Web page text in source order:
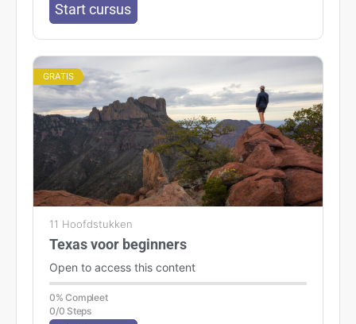
Start cursus
GRATIS
11 Hoofdstukken
Texas voor beginners
Open to access this content
0% Compleet
0/0 Steps